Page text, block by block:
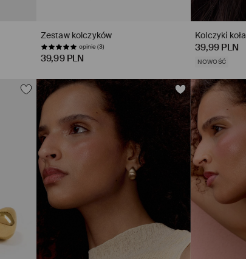
Zestaw kolczyków
opinie (3)
39,99 PLN
Kolczyki koła
39,99 PLN
NOWOŚĆ